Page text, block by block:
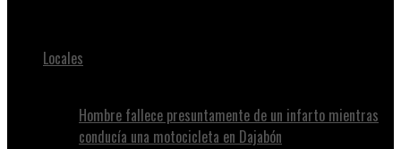
Locales
Hombre fallece presuntamente de un infarto mientras
conducía una motocicleta en Dajabón